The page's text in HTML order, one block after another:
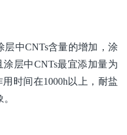
层中CNTs含量的增加，涂
层中CNTs最宜添加量为
时间在1000h以上，耐盐